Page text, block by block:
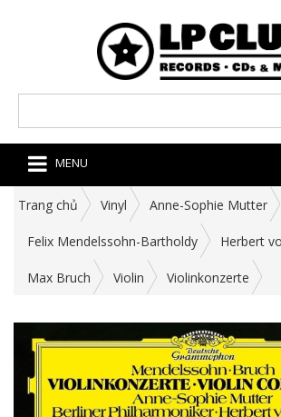
MENU
Trang chủ Vinyl Anne-Sophie Mutter
Felix Mendelssohn-Bartholdy Herbert
Max Bruch Violin Violinkonzerte